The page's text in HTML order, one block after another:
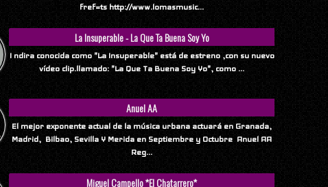
fref=ts http://www.lomasmusic...
La Insuperable - La Que Ta Buena Soy Yo
I ndira conocida como "La Insuperable" está de estreno ,con su nuevo
vídeo clip.llamado: "La Que Ta Buena Soy Yo", como ...
Anuel AA
El mejor exponente actual de la música urbana actuará en Granada,
Madrid, Bilbao, Sevilla Y Merida en Septiembre y Octubre Anuel AA
Reg...
Miguel Campello *El Chatarrero*